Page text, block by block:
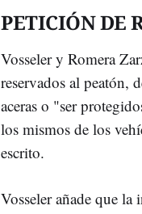
PETICIÓN DE
Vosseler y Romera
reservados al peatón,
aceras o "ser
los mismos de los
escrito.
Vosseler añade que